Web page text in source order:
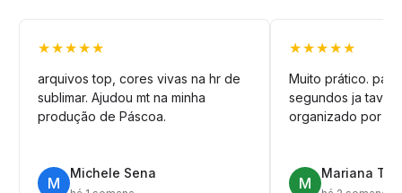
★★★★★
arquivos top, cores vivas na hr de
sublimar. Ajudou mt na minha
produção de Páscoa.
M
Michele Sena
★★★★★
Muito prático.
segundos ja tava
organizado por
M
Mariana T.